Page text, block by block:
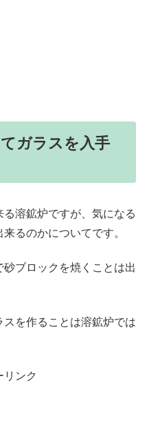
ガラスを入手
溶鉱炉ですが、気になる
るのかについてです。
ブロックを焼くことは出
を作ることは溶鉱炉では
ンク